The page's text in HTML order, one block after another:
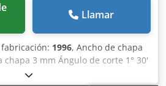
Llamar
1996, Ancho de chapa
chapa 3 mm Ángulo de corte 1° 30'
35 brazadas/min Altura de la mesa